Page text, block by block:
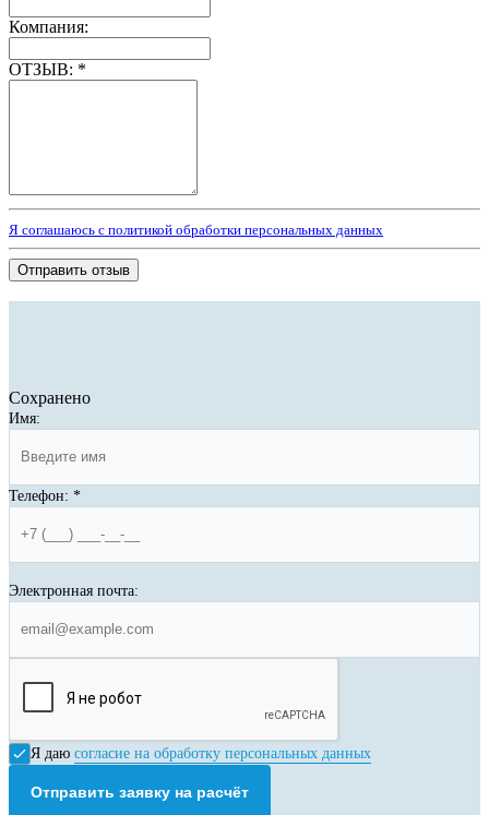
Компания:
ОТЗЫВ: *
Я соглашаюсь с политикой обработки персональных данных
Отправить отзыв
Сохранено
Имя:
Телефон: *
Электронная почта:
Я даю согласие на обработку персональных данных
Отправить заявку на расчёт